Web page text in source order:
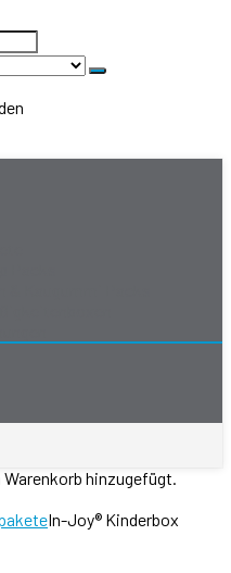
Warenkorb hinzugefügt.
In-Joy® Kinderbox